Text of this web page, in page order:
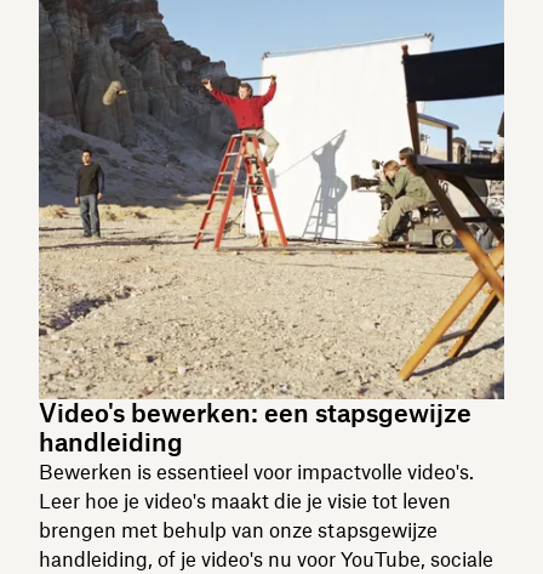
Video's bewerken: een stapsgewijze
handleiding
Bewerken is essentieel voor impactvolle video's.
Leer hoe je video's maakt die je visie tot leven
brengen met behulp van onze stapsgewijze
handleiding, of je video's nu voor YouTube, sociale